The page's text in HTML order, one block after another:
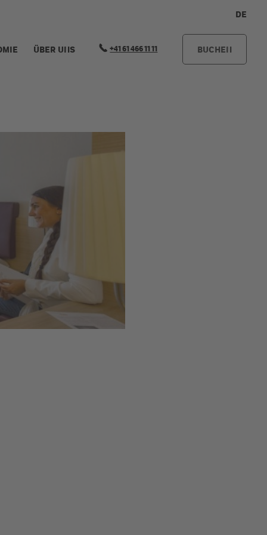
ÜBER UNS +41 61 466 11 11 BUCHEN
DE